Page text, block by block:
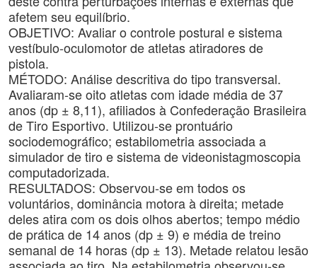
afetem seu equilíbrio.
OBJETIVO: Avaliar o controle postural e sistema
vestíbulo-oculomotor de atletas atiradores de
pistola.
MÉTODO: Análise descritiva do tipo transversal.
Avaliaram-se oito atletas com idade média de 37
anos (dp ± 8,11), afiliados à Confederação Brasileira
de Tiro Esportivo. Utilizou-se prontuário
sociodemográfico; estabilometria associada a
simulador de tiro e sistema de videonistagmoscopia
computadorizada.
RESULTADOS: Observou-se em todos os
voluntários, dominância motora à direita; metade
deles atira com os dois olhos abertos; tempo médio
de prática de 14 anos (dp ± 9) e média de treino
semanal de 14 horas (dp ± 13). Metade relatou lesão